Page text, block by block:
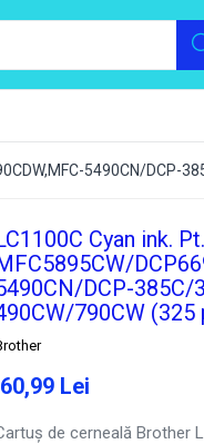
5490CN/DCP-
Cyan ink.
DCP-385C/
790CW (325
60,99 Lei
de cerneală Brother